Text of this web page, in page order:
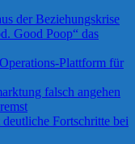
der Beziehungskrise
Good Poop“ das
Plattform für
falsch angehen
Fortschritte bei